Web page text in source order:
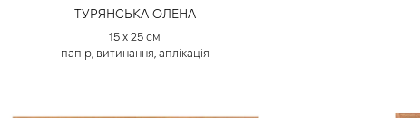
ТУРЯНСЬКА ОЛЕНА
15 х 25 см
папір, витинання, аплікація